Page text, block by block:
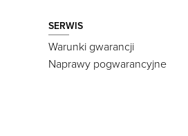
SERWIS
Warunki gwarancji
Naprawy pogwarancyjne